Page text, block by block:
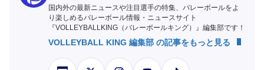
国内外の最新ニュースや注目選手の特集、バレーボールをよ
り楽しめるバレーボール情報・ニュースサイト
『VOLLEYBALLKING（バレーボールキング）』編集部です！
VOLLEYBALL KING 編集部 の記事をもっと見る